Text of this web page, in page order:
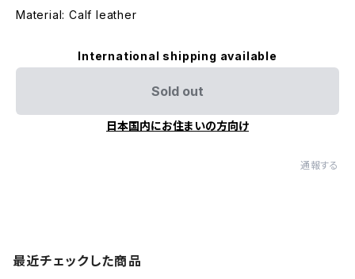
Material: Calf leather
International shipping available
Sold out
日本国内にお住まいの方向け
通報する
最近チェックした商品